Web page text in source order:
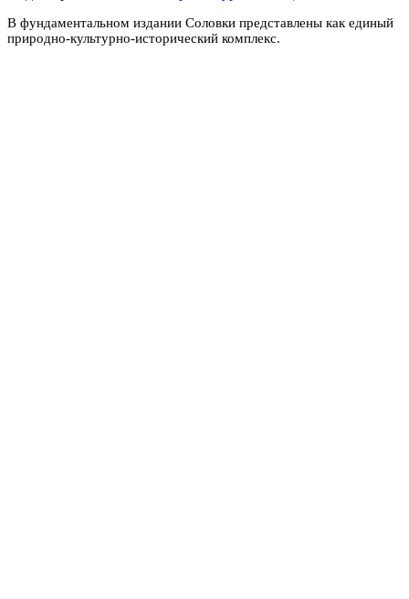
В фундаментальном издании Соловки представлены как единый
природно-культурно-исторический комплекс.